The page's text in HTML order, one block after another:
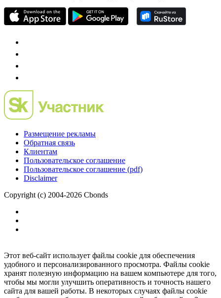
Размещение рекламы
Обратная связь
Клиентам
Пользовательское соглашение
Пользовательское соглашение (pdf)
Disclaimer
Copyright (c) 2004-2026 Cbonds
Этот веб-сайт использует файлы cookie для обеспечения
удобного и персонализированного просмотра. Файлы cookie
хранят полезную информацию на вашем компьютере для того,
чтобы мы могли улучшить оперативность и точность нашего
сайта для вашей работы. В некоторых случаях файлы cookie